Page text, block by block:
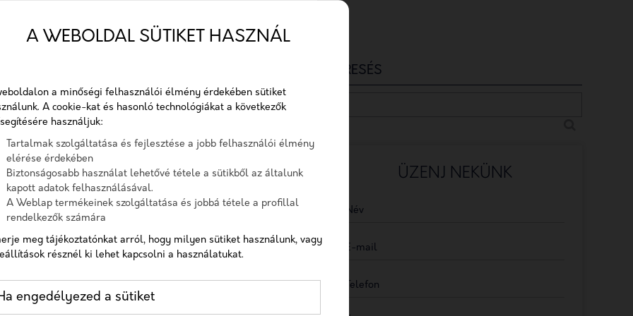
egy marketingkampány két különböző
jelenti.
azt a cél szolgálja, hogy megállapítsuk, melyik
elérésében.Például A/B tesztelést az
érdekében, melyik a
javításában vagy a több
KERESÉS
ÜZENJ NEKÜNK
Név
E-mail
Telefon
A WEBOLDAL SÜTIKET HASZNÁL
a minőségi felhasználói élmény érdekében sütiket
A cookie-kat és hasonló technológiákat a következők
használjuk:
Tartalmak szolgáltatása és fejlesztése a jobb felhasználói élmény
elérése érdekében
Biztonságosabb használat lehetővé tétele a sütikből az általunk
kapott adatok felhasználásával.
A Weblap termékeinek szolgáltatása és jobbá tétele a profillal
rendelkezők számára
meg tájékoztatónkat arról, hogy milyen sütiket használunk, vagy
résznél ki lehet kapcsolni a használatukat.
engedélyezed a sütiket
Telefon
A checkbox pipálásával - az Általános Adatvédelmi
cikk rendelkezése alapján - hozzájárulok, hogy az adatkezelő
a most megadott személyes adataimat a GDPR, továbbá a
saját adatkezelési tájékoztat
Hozzájárulok, hogy a weboldal kapcsolatfelvétel céljából
Nem vagyok robot!
Kapcsolatfelvétel